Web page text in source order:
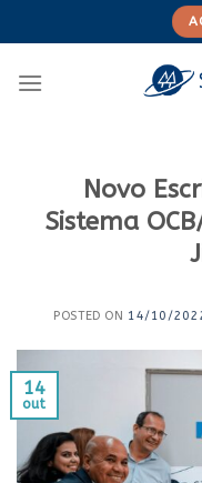
to
Novo
Sistema
POSTED ON 14/10/
14
out